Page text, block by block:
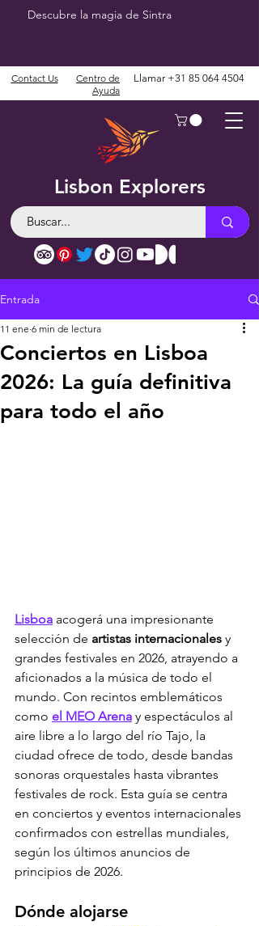
Descubre la magia de Sintra
Lisbon Explorers
Contact Us
Centro de
Ayuda
Llamar +31 85 064 4504
Entrada
Conciertos en Lisboa
2026: La guía definitiva
para todo el año
11 ene 6 min de lectura
Lisboa acogerá una impresionante
selección de artistas internacionales y
grandes festivales en 2026, atrayendo a
aficionados a la música de todo el
mundo. Con recintos emblemáticos
como el MEO Arena y espectáculos al
aire libre a lo largo del río Tajo, la
ciudad ofrece de todo, desde bandas
sonoras orquestales hasta vibrantes
festivales de rock. Esta guía se centra
en conciertos y eventos internacionales
confirmados con estrellas mundiales,
según los últimos anuncios de
principios de 2026.
Dónde alojarse